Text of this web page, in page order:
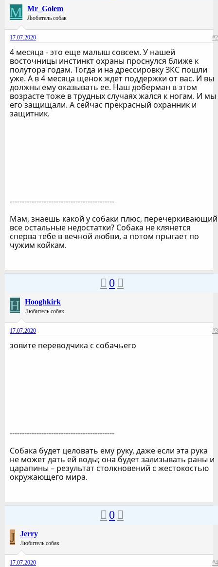
M Mr_Golem
Любитель собак
17.07.2020 #2
4 месяца - это еще малыш совсем. У нашей
восточницы инстинкт охраны проснулся ближе к
полутора годам. Тогда и на дрессировку ЗКС пошли
уже. А в 4 месяца щенок ждет поддержки от вас. И вы
должны ему оказывать ее. Наш доберман в этом
возрасте тоже в трудных случаях жался к ногам. И мы
его защищали. А сейчас прекрасный охранник и
защитник.
-------------------------------------------
Мам, знаешь какой у собаки плюс, перечеркивающий
все остальные недостатки? Собака не клянется
сперва тебе в вечной любви, а потом прыгает по
чужим койкам.
0
H Hooghkirk
Любитель собак
17.07.2020 #3
зовите переводчика с собачьего
-------------------------------------------
Собака будет целовать ему руку, даже если эта рука
не может дать ей воды; она будет зализывать раны и
царапины – результат столкновений с жестокостью
окружающего мира.
0
J Jerry
Любитель собак
17.07.2020 #4